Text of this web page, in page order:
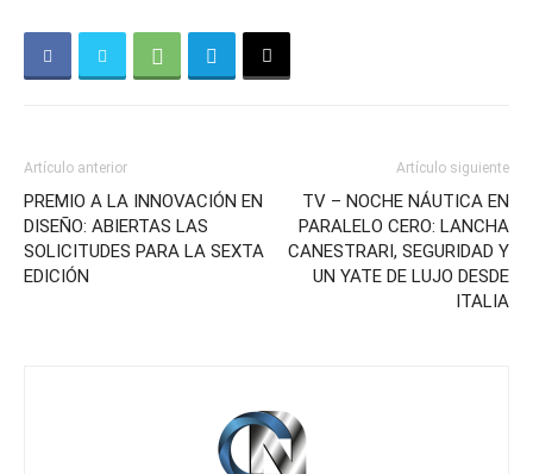
Artículo anterior
PREMIO A LA INNOVACIÓN EN
DISEÑO: ABIERTAS LAS
SOLICITUDES PARA LA SEXTA
EDICIÓN
Artículo siguiente
TV – NOCHE NÁUTICA EN
PARALELO CERO: LANCHA
CANESTRARI, SEGURIDAD Y
UN YATE DE LUJO DESDE
ITALIA